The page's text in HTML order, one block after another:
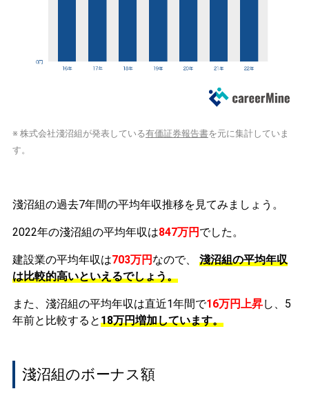
※ 株式会社淺沼組が発表している有価証券報告書を元に集計していま
す。
淺沼組の過去7年間の平均年収推移を見てみましょう。
2022年の淺沼組の平均年収は847万円 でした。
建設業の平均年収は703万円 なので、
淺沼組の平均年収
は比較的高いといえるでしょう。
また、淺沼組の平均年収は直近1年間で16万円上昇し、5
年前と比較すると18万円増加しています。
淺沼組のボーナス額